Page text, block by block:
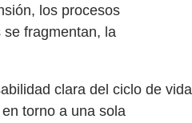
los procesos
fragmentan, la
clara del ciclo de vida
torno a una sola